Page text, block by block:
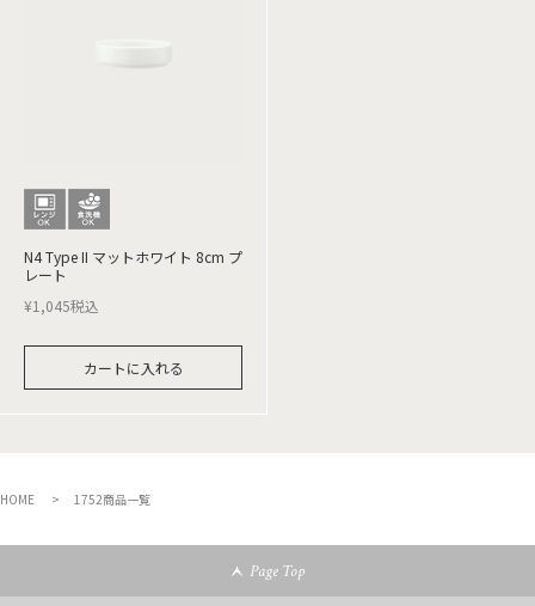
N4 Type II マットホワイト 8cm プ
レート
¥1,045税込
カートに入れる
HOME 1752商品一覧
Page Top